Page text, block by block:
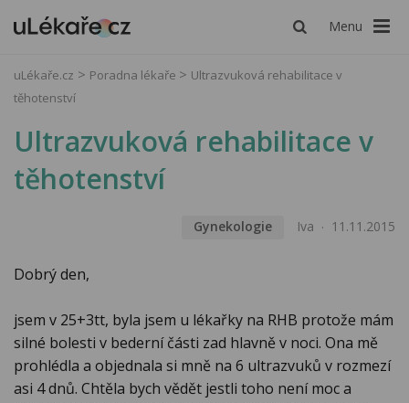
Menu
uLékaře.cz Poradna lékaře
Ultrazvuková rehabilitace v
těhotenství
Ultrazvuková rehabilitace v
těhotenství
Gynekologie Iva 11.11.2015
Dobrý den,
jsem v 25+3tt, byla jsem u lékařky na RHB protože mám
silné bolesti v bederní části zad hlavně v noci. Ona mě
prohlédla a objednala si mně na 6 ultrazvuků v rozmezí
asi 4 dnů. Chtěla bych vědět jestli toho není moc a